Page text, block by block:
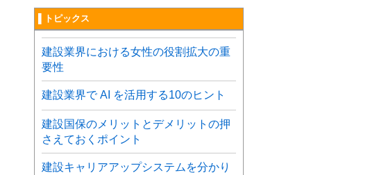
▌トピックス
建設業界における女性の役割拡大の重
要性
建設業界で AI を活用する10のヒント
建設国保のメリットとデメリットの押
さえておくポイント
建設キャリアアップシステムを分かり